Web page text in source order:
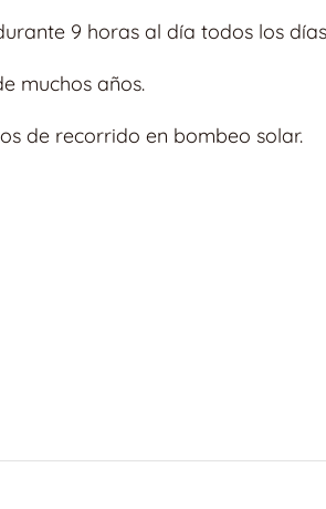
9 horas al día todos los
muchos años.
de recorrido en bombeo solar.